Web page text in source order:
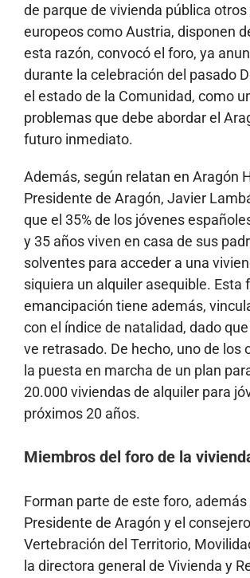
de parque de vivienda pública
europeos como Austria, disponen
esta razón, convocó el foro, ya
durante la celebración del pasado
el estado de la Comunidad, como
problemas que debe abordar el
futuro inmediato.
Además, según relatan en Aragón
Presidente de Aragón, Javier
que el 35% de los jóvenes
y 35 años viven en casa de sus
solventes para acceder a una
siquiera un alquiler asequible. Esta
emancipación tiene además,
con el índice de natalidad, dado
ve retrasado. De hecho, uno de los
la puesta en marcha de un plan
20.000 viviendas de alquiler para
próximos 20 años.
Miembros del foro de la
Forman parte de este foro, además
Presidente de Aragón y el
Vertebración del Territorio,
la directora general de Vivienda y